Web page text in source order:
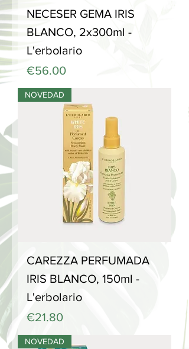
NECESER GEMA IRIS
BLANCO, 2x300ml -
L'erbolario
Price
€56.00
NOVEDAD
CAREZZA PERFUMADA
IRIS BLANCO, 150ml -
L'erbolario
Price
€21.80
NOVEDAD